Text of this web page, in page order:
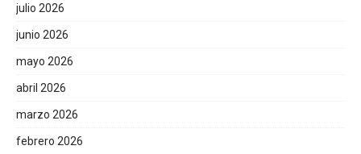
julio 2026
junio 2026
mayo 2026
abril 2026
marzo 2026
febrero 2026